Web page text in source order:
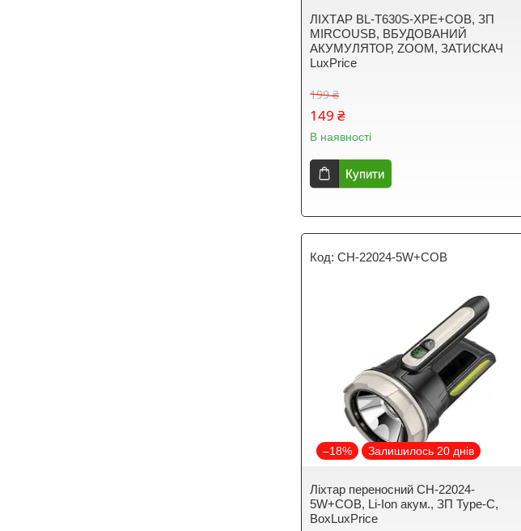
ЛІХТАР BL-T630S-XPE+COB, ЗП
MIRCOUSB, ВБУДОВАНИЙ
АКУМУЛЯТОР, ZOOM, ЗАТИСКАЧ
LuxPrice
199 ₴
149 ₴
В наявності
Купити
CH-22024-5W+COB
–18% Залишилось 20 днів
Ліхтар переносний CH-22024-
5W+COB, Li-Ion акум., ЗП Type-C,
BoxLuxPrice